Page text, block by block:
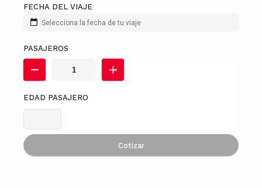
FECHA DEL VIAJE
Selecciona la fecha de tu viaje
PASAJEROS
EDAD PASAJERO
Cotizar